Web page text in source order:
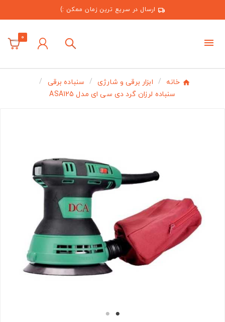
ارسال در سریع ترین زمان ممکن :)
0
خانه ابزار برقی و شارژی
سنباده برقی
سنباده لرزان گرد دی سی ای مدل ASA125